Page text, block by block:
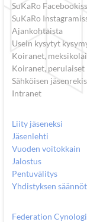
SuKaRo
SuKaRo
Ajankohtaista
Usein kysytyt
Koiranet,
Koiranet, perulaiset
Sähköisen
Intranet
Liity jäseneksi
Jäsenlehti
Vuoden voitokkain
Jalostus
Pentuvälitys
Yhdistyksen säännöt
Federation